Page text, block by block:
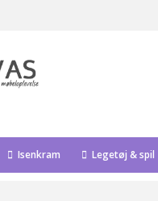
Isenkram Legetøj & spil